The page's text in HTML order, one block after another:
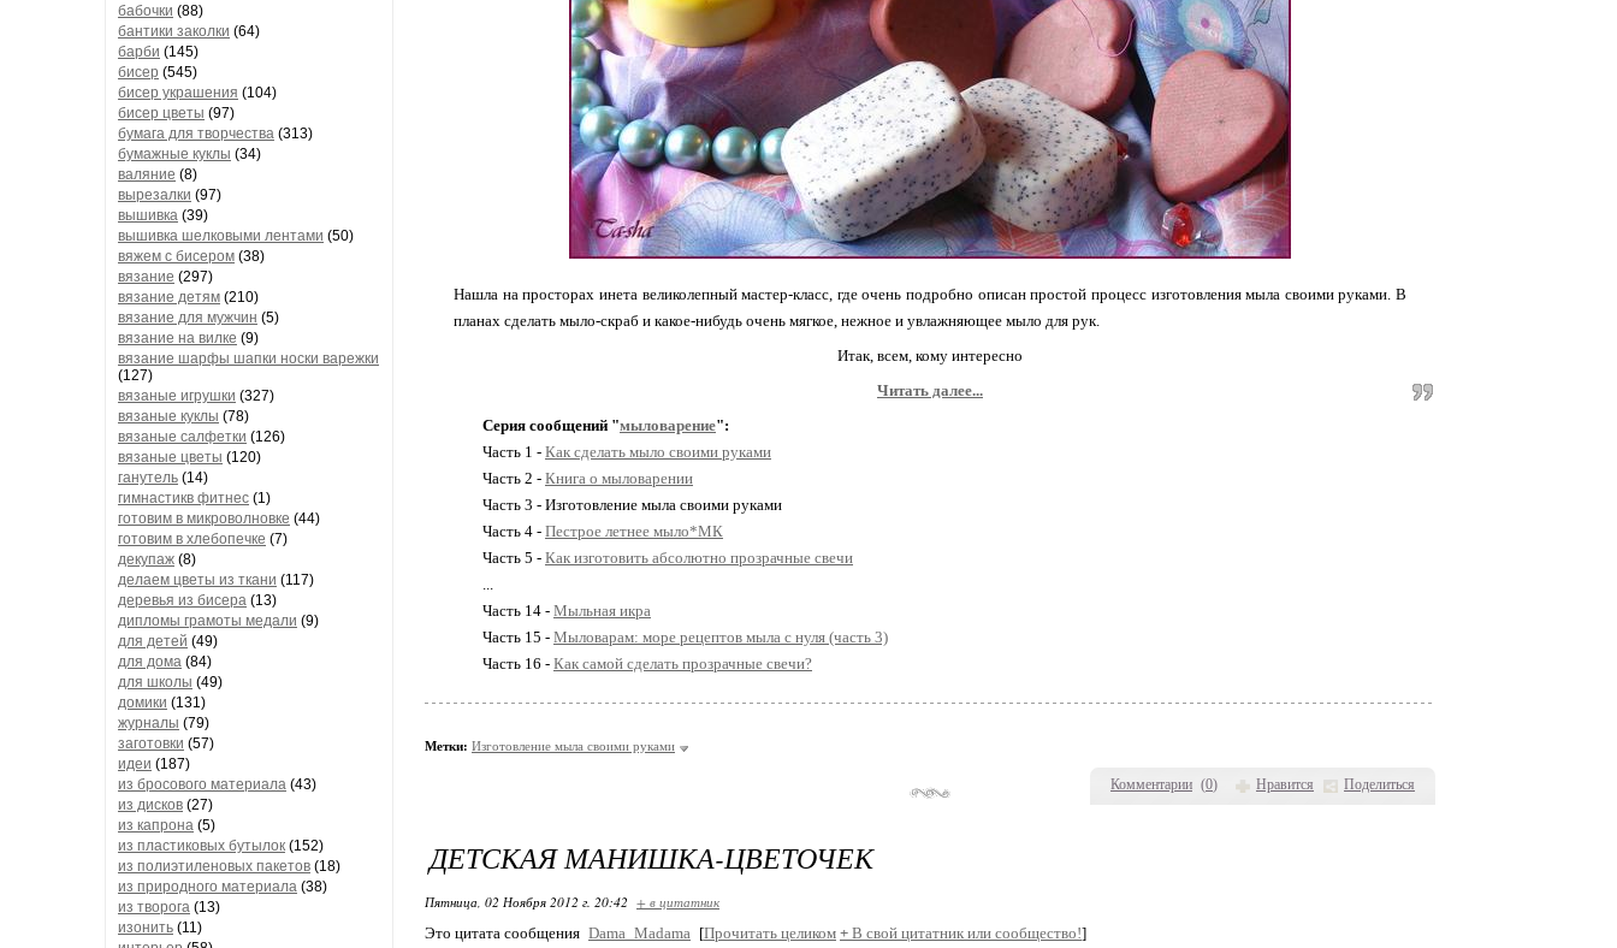
бабочки (88)
бантики заколки (64)
барби (145)
бисер (545)
бисер украшения (104)
бисер цветы (97)
бумага для творчества (313)
бумажные куклы (34)
валяние (8)
вырезалки (97)
вышивка (39)
вышивка шелковыми лентами (50)
вяжем с бисером (38)
вязание (297)
вязание детям (210)
вязание для мужчин (5)
вязание на вилке (9)
вязание шарфы шапки носки варежки
(127)
вязаные игрушки (327)
вязаные куклы (78)
вязаные салфетки (126)
вязаные цветы (120)
ганутель (14)
гимнастикв фитнес (1)
готовим в микроволновке (44)
готовим в хлебопечке (7)
декупаж (8)
делаем цветы из ткани (117)
деревья из бисера (13)
дипломы грамоты медали (9)
для детей (49)
для дома (84)
для школы (49)
домики (131)
журналы (79)
заготовки (57)
идеи (187)
из бросового материала (43)
из дисков (27)
из капрона (5)
из пластиковых бутылок (152)
из полиэтиленовых пакетов (18)
из природного материала (38)
из творога (13)
изонить (11)
Комментарии (0) Нравится Поделиться
Нашла на просторах инета великолепный мастер-класс, где очень подробно описан простой процесс изготовления мыла своими руками. В
планах сделать мыло-скраб и какое-нибудь очень мягкое, нежное и увлажняющее мыло для рук.
Итак, всем, кому интересно
Читать далее...
Серия сообщений "мыловарение":
Часть 1 - Как сделать мыло своими руками
Часть 2 - Книга о мыловарении
Часть 3 - Изготовление мыла своими руками
Часть 4 - Пестрое летнее мыло*МК
Часть 5 - Как изготовить абсолютно прозрачные свечи
...
Часть 14 - Мыльная икра
Часть 15 - Мыловарам: море рецептов мыла с нуля (часть 3)
Часть 16 - Как самой сделать прозрачные свечи?
Метки: Изготовление мыла своими руками
ДЕТСКАЯ МАНИШКА-ЦВЕТОЧЕК
Пятница, 02 Ноября 2012 г. 20:42 + в цитатник
Это цитата сообщения Dama_Madama [Прочитать целиком + В свой цитатник или сообщество!]